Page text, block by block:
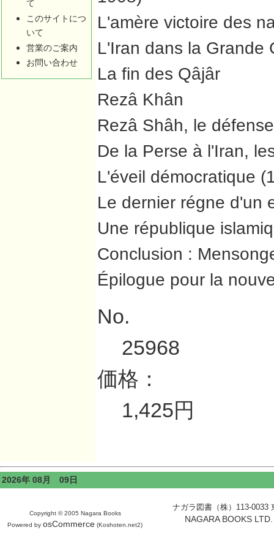
て
このサイトにつ
いて
営業のご案内
お問い合わせ
L'amère victoire des
L'Iran dans la Grande
La fin des Qâjâr
Rezâ Khân
Rezâ Shâh, le
De la Perse à l'Iran,
L'éveil démocratique
Le dernier régne d'un
Une république
Conclusion :
Épilogue pour la
No.
25968
価格：
1,425円
2026年 08月 09日
Copyright © 2005 Nagara Books
Powered by osCommerce (Koshoten.net2)
ナガラ図書（株）113-
NAGARA BOOKS